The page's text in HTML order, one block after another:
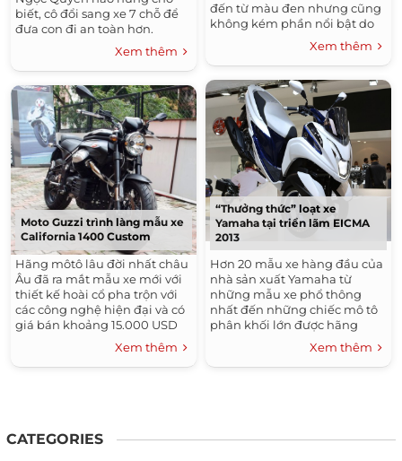
biết, cô đổi sang xe 7 chỗ để
đưa con đi an toàn hơn.
Xem thêm
Moto Guzzi trình làng mẫu xe
California 1400 Custom
Hãng môtô lâu đời nhất châu
Âu đã ra mắt mẫu xe mới với
thiết kế hoài cổ pha trộn với
các công nghệ hiện đại và có
giá bán khoảng 15.000 USD
tại Mỹ. Moto Guzzi, với lịch sử
Xem thêm
đến từ màu đen nhưng cũng
không kém phần nổi bật do
những tem được thiết kế trên
Xem thêm
“Thưởng thức” loạt xe
Yamaha tại triển lãm EICMA
2013
Hơn 20 mẫu xe hàng đầu của
nhà sản xuất Yamaha từ
những mẫu xe phổ thông
nhất đến những chiếc mô tô
phân khối lớn được hãng
Xem thêm
CATEGORIES